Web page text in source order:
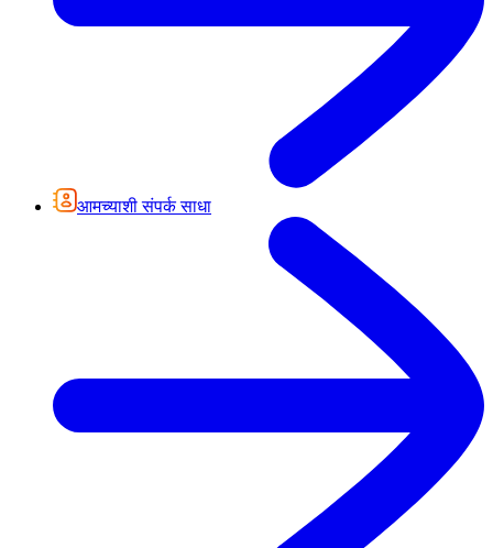
आमच्याशी संपर्क साधा